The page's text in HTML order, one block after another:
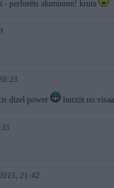
- perforēts aluminum! kruta
dizel power burziit no
21:42